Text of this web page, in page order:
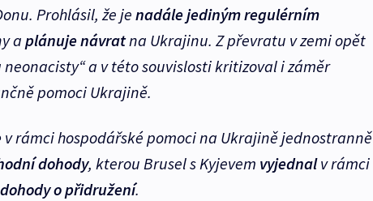
Prohlásil, že jenadále jediným regulérním
a plánuje návratna Ukrajinu. Z převratu v zemi opět
a v této souvislosti kritizoval i záměr
pomoci Ukrajině.
v rámci hospodářské pomoci na Ukrajině jednostranně
dohody, kterou Brusel s Kyjevem vyjednalv rámci
o přidružení.